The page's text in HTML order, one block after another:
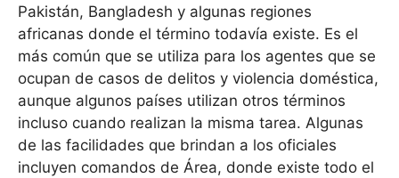
Pakistán, Bangladesh y algunas regiones
africanas donde el término todavía existe. Es el
más común que se utiliza para los agentes que se
ocupan de casos de delitos y violencia doméstica,
aunque algunos países utilizan otros términos
incluso cuando realizan la misma tarea. Algunas
de las facilidades que brindan a los oficiales
incluyen comandos de Área, donde existe todo el